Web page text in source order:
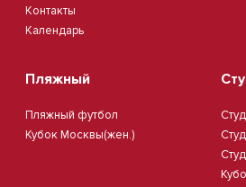
Контакты
Календарь
Пляжный
Пляжный футбол
Кубок Москвы(жен.)